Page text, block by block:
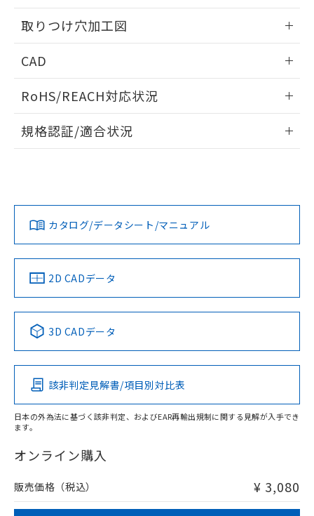
取りつけ穴加工図
CAD
ドすることができます。
ログイン/会員登録
ダウンロードデータをご利用いただく前に、以下を必ずお読
みください。
ソフトウェアの使用条件
RoHS/REACH対応状況
EU RoHS 注意事項・凡例
対応済み
中国 RoHS 注意事項・凡例
Pb Hg Cd Cr(VI)
O
在庫等で未対応品が混在する可能性があります。
問い合わせください。
規格認証/適合状況
カタログ/データシート/マニュアル
2D CADデータ
3D CADデータ
該非判定見解書/項目別対比表
日本の外為法に基づく該非判定、およびEAR再輸出規制に関する見解が入手でき
ます。
オンライン購入
販売価格（税込） ¥ 3,080
既に当社にて対応品への在庫切替を完了
していることから、特段のことがない限
り、2022年1月12日より割愛しておりま